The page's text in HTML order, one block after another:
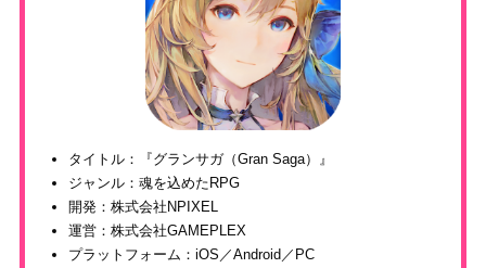
タイトル：『グランサガ（Gran Saga）』
ジャンル：魂を込めたRPG
開発：株式会社NPIXEL
運営：株式会社GAMEPLEX
プラットフォーム：iOS／Android／PC